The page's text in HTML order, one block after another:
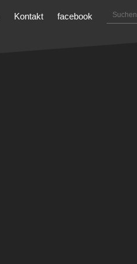
Kontakt facebook
Suchen
nach: